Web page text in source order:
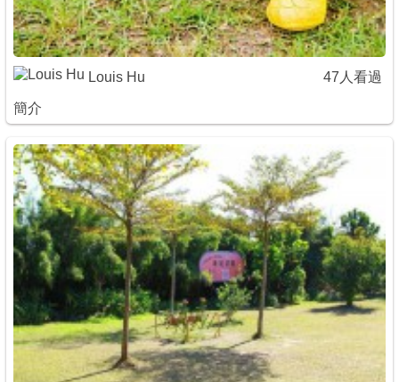
Louis Hu 47人看過
簡介